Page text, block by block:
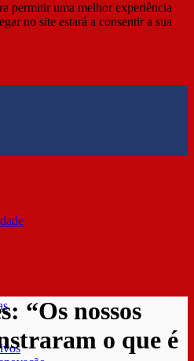
permitir uma melhor experiência
no site estará a consentir a sua
“Os nossos
o que é